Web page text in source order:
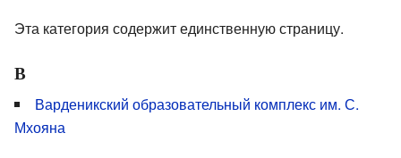
Эта категория содержит единственную страницу.
В
Варденикский образовательный комплекс им. С.
Мхояна